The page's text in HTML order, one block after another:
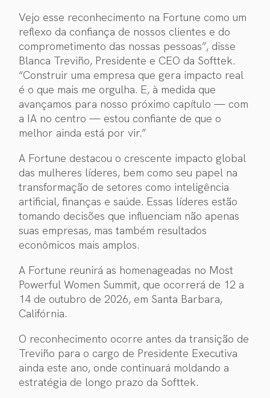
Vejo esse reconhecimento na Fortune como um
reflexo da confiança de nossos clientes e do
comprometimento das nossas pessoas”, disse
Blanca Treviño, Presidente e CEO da Softtek.
“Construir uma empresa que gera impacto real
é o que mais me orgulha. E, à medida que
avançamos para nosso próximo capítulo — com
a IA no centro — estou confiante de que o
melhor ainda está por vir.”
A Fortune destacou o crescente impacto global
das mulheres líderes, bem como seu papel na
transformação de setores como inteligência
artificial, finanças e saúde. Essas líderes estão
tomando decisões que influenciam não apenas
suas empresas, mas também resultados
econômicos mais amplos.
A Fortune reunirá as homenageadas no Most
Powerful Women Summit, que ocorrerá de 12 a
14 de outubro de 2026, em Santa Barbara,
Califórnia.
O reconhecimento ocorre antes da transição de
Treviño para o cargo de Presidente Executiva
ainda este ano, onde continuará moldando a
estratégia de longo prazo da Softtek.